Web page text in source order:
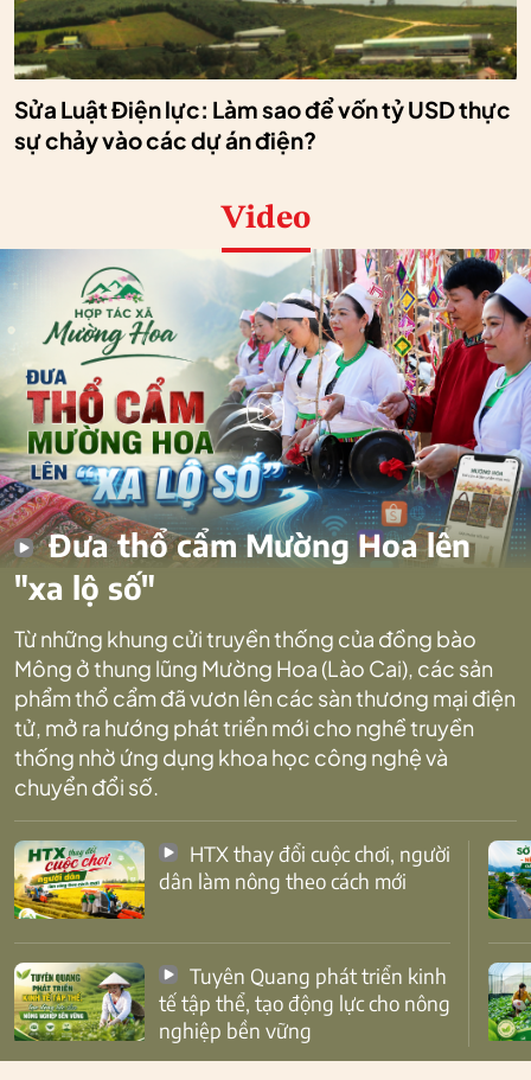
Sửa Luật Điện lực: Làm sao để vốn tỷ USD thực
sự chảy vào các dự án điện?
Video
Đưa thổ cẩm Mường Hoa lên
"xa lộ số"
Từ những khung cửi truyền thống của đồng bào
Mông ở thung lũng Mường Hoa (Lào Cai), các sản
phẩm thổ cẩm đã vươn lên các sàn thương mại điện
tử, mở ra hướng phát triển mới cho nghề truyền
thống nhờ ứng dụng khoa học công nghệ và
chuyển đổi số.
dân làm nông theo cách mới
tế tập thể, tạo động lực cho nông
nghiệp bền vững